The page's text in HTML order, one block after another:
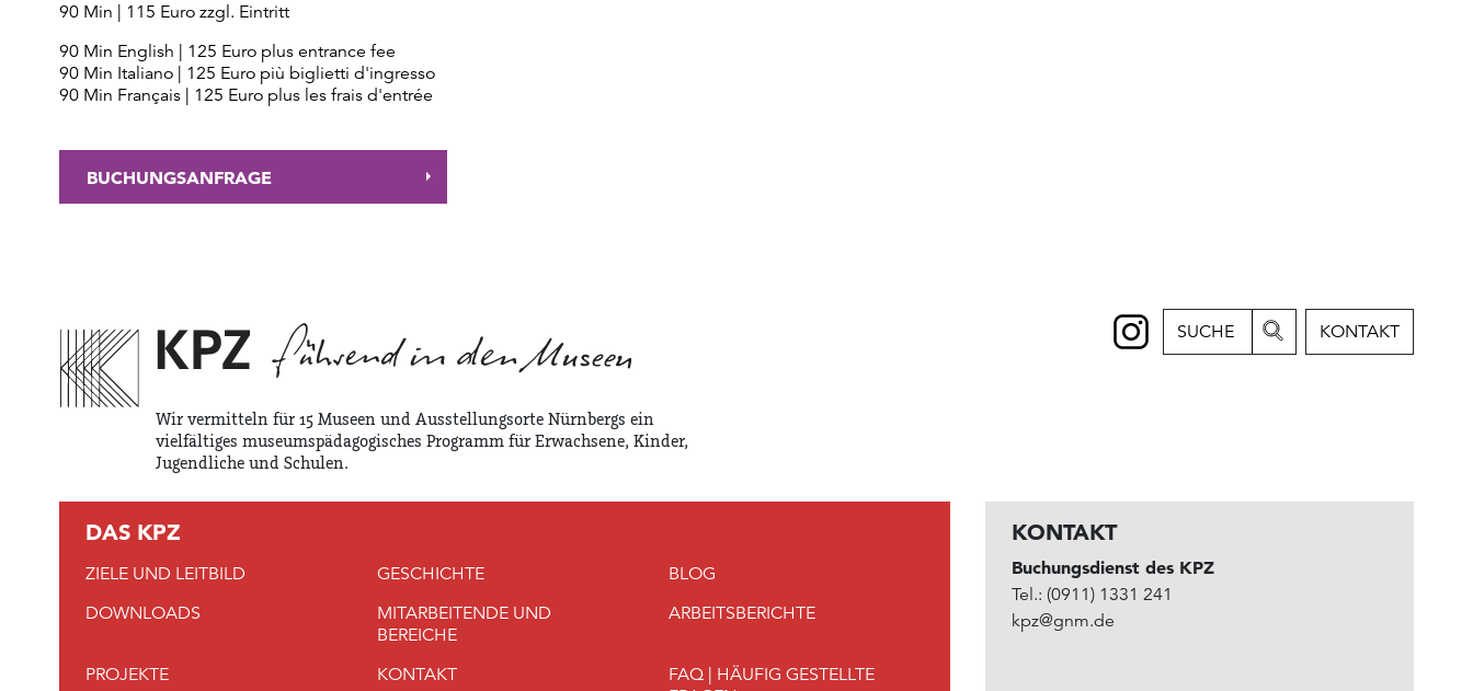
90 Min | 115 Euro zzgl. Eintritt
90 Min English | 125 Euro plus entrance fee
90 Min Italiano | 125 Euro più biglietti d'ingresso
90 Min Français | 125 Euro plus les frais d'entrée
BUCHUNGSANFRAGE
Wir vermitteln für 15 Museen und Ausstellungsorte Nürnbergs ein
vielfältiges museumspädagogisches Programm für Erwachsene, Kinder,
Jugendliche und Schulen.
SUCHE KONTAKT
DAS KPZ
ZIELE UND LEITBILD GESCHICHTE
BLOG
DOWNLOADS
MITARBEITENDE UND
BEREICHE
ARBEITSBERICHTE
PROJEKTE KONTAKT
FAQ | HÄUFIG GESTELLTE
KONTAKT
Buchungsdienst des KPZ
Tel.: (0911) 1331 241
kpz@gnm.de